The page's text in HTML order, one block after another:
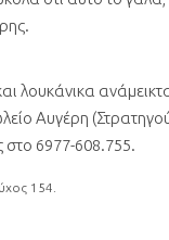
λουκάνικα
Αυγέρη
στο 6977-608.755.
154.